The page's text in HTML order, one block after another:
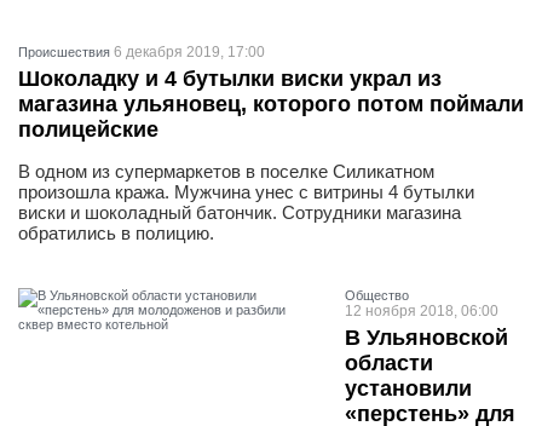
Проиcшествия 6 декабря 2019, 17:00
Шоколадку и 4 бутылки виски украл из
магазина ульяновец, которого потом поймали
полицейские
В одном из супермаркетов в поселке Силикатном
произошла кража. Мужчина унес с витрины 4 бутылки
виски и шоколадный батончик. Сотрудники магазина
обратились в полицию.
Общество
12 ноября 2018, 06:00
В Ульяновской
области
установили
«перстень» для